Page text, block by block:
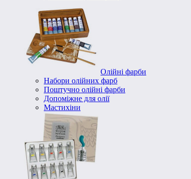
Олійні фарби
Набори олійних фарб
Поштучно олійні фарби
Допоміжне для олії
Мастихіни